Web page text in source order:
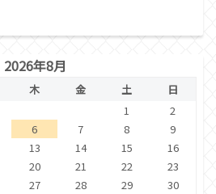
2026年8月
木 金 土
日
1
2
6 7 8
9
13 14 15
16
20 21 22
23
27 28 29
30